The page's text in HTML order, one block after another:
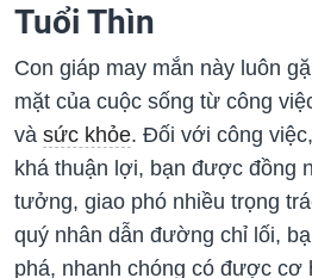
Tuổi Thìn
Con giáp may mắn này luôn
mặt của cuộc sống từ công
và sức khỏe. Đối với công
khá thuận lợi, bạn được đồng
tưởng, giao phó nhiều trọng
quý nhân dẫn đường chỉ lối,
phá, nhanh chóng có được cơ